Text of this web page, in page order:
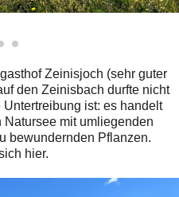
Zeinisjoch (sehr guter
den Zeinisbach durfte nicht
ist: es handelt
mit umliegenden
bewundernden Pflanzen.
hier.